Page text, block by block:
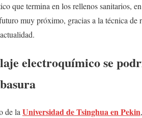
que termina en los rellenos sanitarios,
muy próximo, gracias a la técnica
electroquímico se
de la Universidad de Tsinghua en Pekin